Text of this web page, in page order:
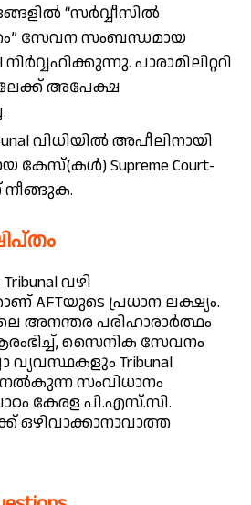
“സർവ്വീസിൽ
സേവന സംബന്ധമായ
പാരാമിലിറ്ററി
ലേക്ക് അപേക്ഷ
വിധിയിൽ അപീലിനായി
Supreme Court-
നീങ്ങുക.
വഴി
AFTയുടെ പ്രധാന ലക്ഷ്യം.
അനന്തര പരിഹാരാർത്ഥം
സൈനിക സേവനം
Tribunal
നൽകുന്ന സംവിധാനം
കേരള പി.എസ്.സി.
ഒഴിവാക്കാനാവാത്ത